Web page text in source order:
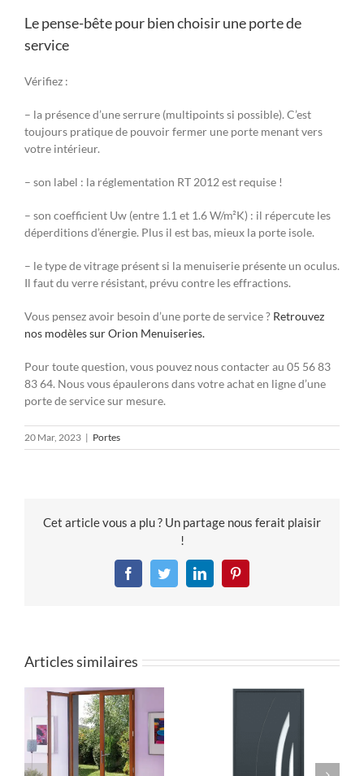
Le pense-bête pour bien choisir une porte de
service
Vérifiez :
– la présence d’une serrure (multipoints si possible). C’est
toujours pratique de pouvoir fermer une porte menant vers
votre intérieur.
– son label : la réglementation RT 2012 est requise !
– son coefficient Uw (entre 1.1 et 1.6 W/m²K) : il répercute les
déperditions d’énergie. Plus il est bas, mieux la porte isole.
– le type de vitrage présent si la menuiserie présente un oculus.
Il faut du verre résistant, prévu contre les effractions.
Vous pensez avoir besoin d’une porte de service ? Retrouvez
nos modèles sur Orion Menuiseries.
Pour toute question, vous pouvez nous contacter au 05 56 83
83 64. Nous vous épaulerons dans votre achat en ligne d’une
porte de service sur mesure.
20 Mar, 2023 | Portes
Cet article vous a plu ? Un partage nous ferait plaisir
!
FacebookTwitterLinkedInPinterest
Articles similaires